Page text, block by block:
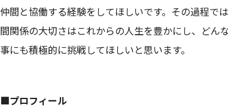
仲間と協働する経験をしてほしいです。その過程で
間関係の大切さはこれからの人生を豊かにし、どん
事にも積極的に挑戦してほしいと思います。
■プロフィール